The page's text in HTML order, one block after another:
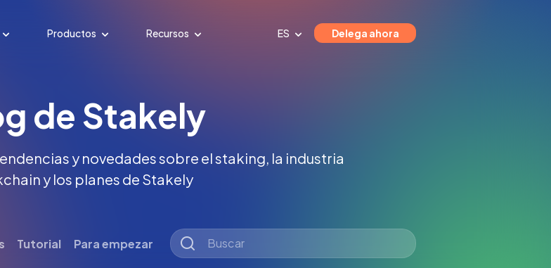
Productos Recursos ES Delega ahora
de Stakely
y novedades sobre el staking, la industria
y los planes de Stakely
Tutorial Para empezar